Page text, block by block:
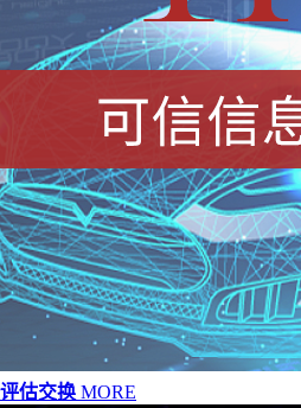
估交换 MORE